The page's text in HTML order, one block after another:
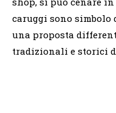
caruggi sono simbolo
una proposta
tradizionali e storici